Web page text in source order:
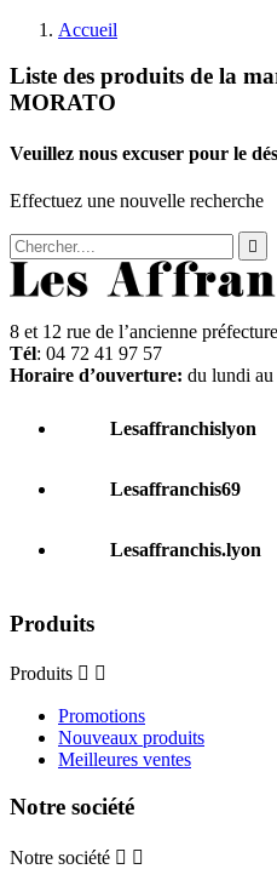
Accueil
Liste des produits de la
MORATO
Veuillez nous excuser pour le
Effectuez une nouvelle recherche

8 et 12 rue de l’ancienne
Tél: 04 72 41 97 57
Horaire d’ouverture: du lundi au
Lesaffranchislyon
Lesaffranchis69
Lesaffranchis.lyon
Produits
Produits  
Promotions
Nouveaux produits
Meilleures ventes
Notre société
Notre société  